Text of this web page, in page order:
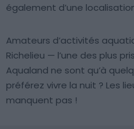
également d’une
Amateurs d’activités
Richelieu — l’une des plus
Aqualand ne sont qu’à
préférez vivre la nuit ? Les
manquent pas !